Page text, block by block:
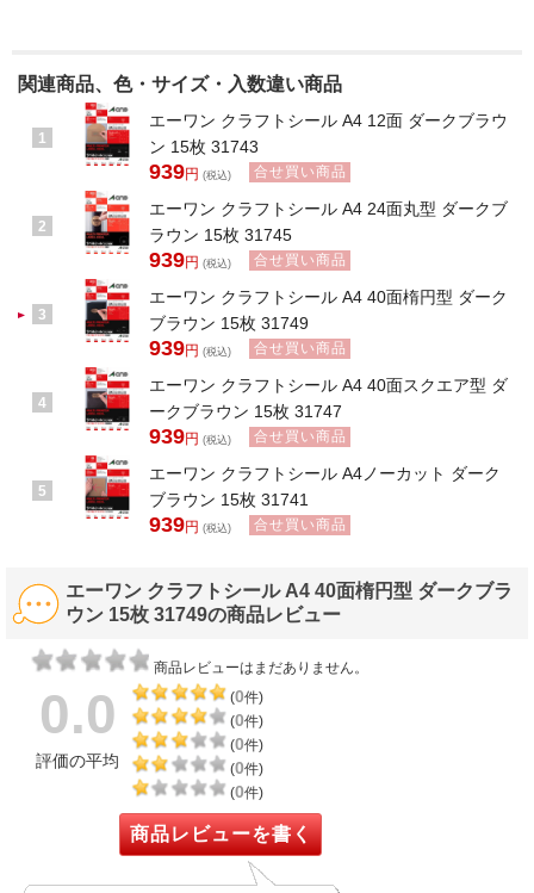
関連商品、色・サイズ・入数違い商品
1
エーワン クラフトシール A4 12面 ダークブラウ
ン 15枚 31743
939円 (税込) 合せ買い商品
2
エーワン クラフトシール A4 24面丸型 ダークブ
ラウン 15枚 31745
939円 (税込) 合せ買い商品
3
エーワン クラフトシール A4 40面楕円型 ダーク
ブラウン 15枚 31749
939円 (税込) 合せ買い商品
4
エーワン クラフトシール A4 40面スクエア型 ダ
ークブラウン 15枚 31747
939円 (税込) 合せ買い商品
5
エーワン クラフトシール A4ノーカット ダーク
ブラウン 15枚 31741
939円 (税込) 合せ買い商品
エーワン クラフトシール A4 40面楕円型 ダークブラ
ウン 15枚 31749の商品レビュー
商品レビューはまだありません。
0.0
評価の平均
(0件)
(0件)
(0件)
(0件)
(0件)
商品レビューを書く